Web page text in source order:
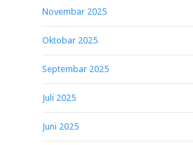
Novembar 2025
Oktobar 2025
Septembar 2025
Juli 2025
Juni 2025